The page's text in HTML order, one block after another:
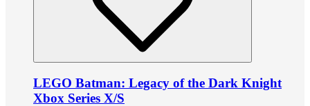
LEGO Batman: Legacy of the Dark Knight
Xbox Series X/S